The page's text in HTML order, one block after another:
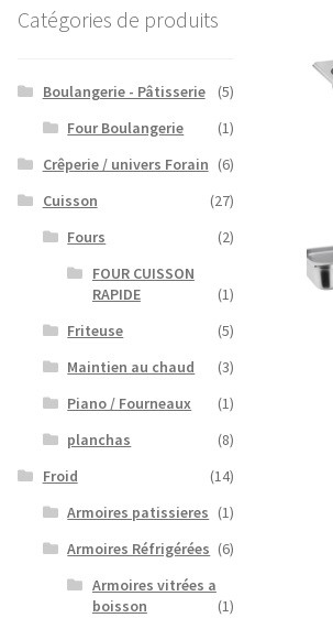
Catégories de produits
Boulangerie - Pâtisserie
(5)
Four Boulangerie
(1)
Crêperie / univers Forain (6)
Cuisson
(27)
Fours
(2)
FOUR CUISSON
RAPIDE
(1)
Friteuse
(5)
Maintien au chaud
(3)
Piano / Fourneaux
(1)
planchas
(8)
Froid
(14)
Armoires patissieres (1)
Armoires Réfrigérées (6)
Armoires vitrées a
boisson
(1)